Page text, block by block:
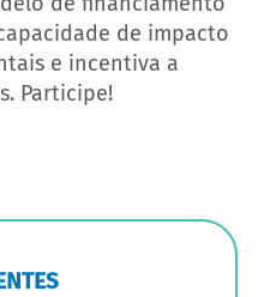
de impacto
e incentiva a
Participe!